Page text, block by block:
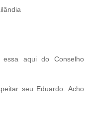
aqui do Conselho
seu Eduardo. Acho